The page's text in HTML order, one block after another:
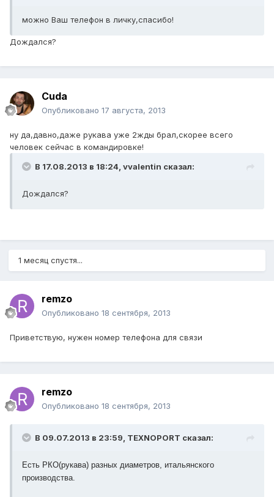
можно Ваш телефон в личку,спасибо!
Дождался?
Cuda
Опубликовано 17 августа, 2013
ну да,давно,даже рукава уже 2жды брал,скорее всего
человек сейчас в командировке!
В 17.08.2013 в 18:24, vvalentin сказал:
Дождался?
1 месяц спустя...
remzo
Опубликовано 18 сентября, 2013
Приветствую, нужен номер телефона для связи
remzo
Опубликовано 18 сентября, 2013
В 09.07.2013 в 23:59, TEXNOPORT сказал:
Есть РКО(рукава) разных диаметров, итальянского
производства.